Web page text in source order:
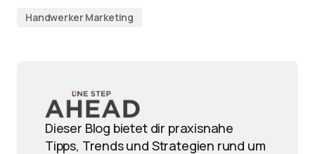
Handwerker Marketing
Dieser Blog bietet dir praxisnahe
Tipps, Trends und Strategien rund um